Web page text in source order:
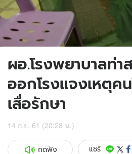
ผอ.โรงพยาบาลท่า
ออกโรงแจงเหตุค
เสื่อรักษา
14 ก.ย. 61 (20:28 น.)
กดฟัง แชร์